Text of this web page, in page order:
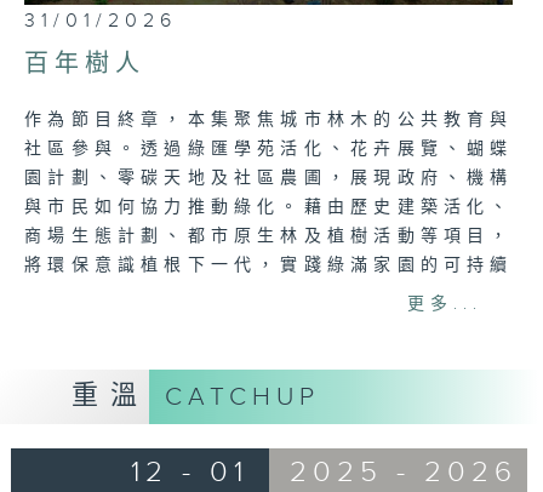
0
seconds
of
26
7
seconds
31/01/2026
百年樹人
作為節目終章，本集聚焦城市林木的公共教育與
社區參與。透過綠匯學苑活化、花卉展覽、蝴蝶
園計劃、零碳天地及社區農圃，展現政府、機構
與市民如何協力推動綠化。藉由歷史建築活化、
商場生態計劃、都市原生林及植樹活動等項目，
將環保意識植根下一代，實踐綠滿家園的可持續
環保意識
更多...
重溫 CATCHUP
12 - 01 2025 - 2026